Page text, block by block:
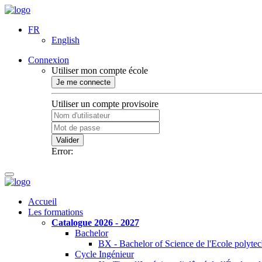
FR
English
Connexion
Utiliser mon compte école
Je me connecte
Utiliser un compte provisoire
Valider
Error:
Accueil
Les formations
Catalogue 2026 - 2027
Bachelor
BX - Bachelor of Science de l'Ecole
Cycle Ingénieur